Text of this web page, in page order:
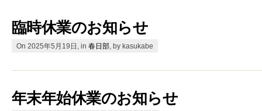
臨時休業のお知らせ
On 2025年5月19日, in 春日部 , by kasukabe
年末年始休業のお知らせ